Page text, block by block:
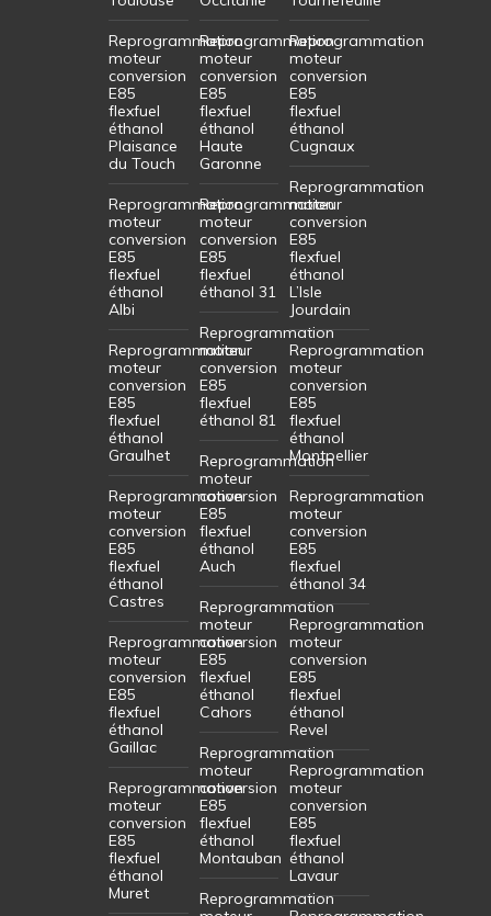
Reprogrammation
moteur
conversion
E85
flexfuel
éthanol
Plaisance
du Touch
Reprogrammation
moteur
conversion
E85
flexfuel
éthanol
Albi
Reprogrammation
moteur
conversion
E85
flexfuel
éthanol
Graulhet
Reprogrammation
moteur
conversion
E85
flexfuel
éthanol
Castres
Reprogrammation
moteur
conversion
E85
flexfuel
éthanol
Gaillac
Reprogrammation
moteur
conversion
E85
flexfuel
éthanol
Muret
Reprogrammation
moteur
conversion
E85
flexfuel
éthanol
Haute
Garonne
Reprogrammation
moteur
conversion
E85
flexfuel
éthanol 31
Reprogrammation
moteur
conversion
E85
flexfuel
éthanol 81
Reprogrammation
moteur
conversion
E85
flexfuel
éthanol
Auch
Reprogrammation
moteur
conversion
E85
flexfuel
éthanol
Cahors
Reprogrammation
moteur
conversion
E85
flexfuel
éthanol
Montauban
Reprogrammation
Reprogrammation
moteur
conversion
E85
flexfuel
éthanol
Cugnaux
Reprogrammation
moteur
conversion
E85
flexfuel
éthanol
L’Isle
Jourdain
Reprogrammation
moteur
conversion
E85
flexfuel
éthanol
Montpellier
Reprogrammation
moteur
conversion
E85
flexfuel
éthanol 34
Reprogrammation
moteur
conversion
E85
flexfuel
éthanol
Revel
Reprogrammation
moteur
conversion
E85
flexfuel
éthanol
Lavaur